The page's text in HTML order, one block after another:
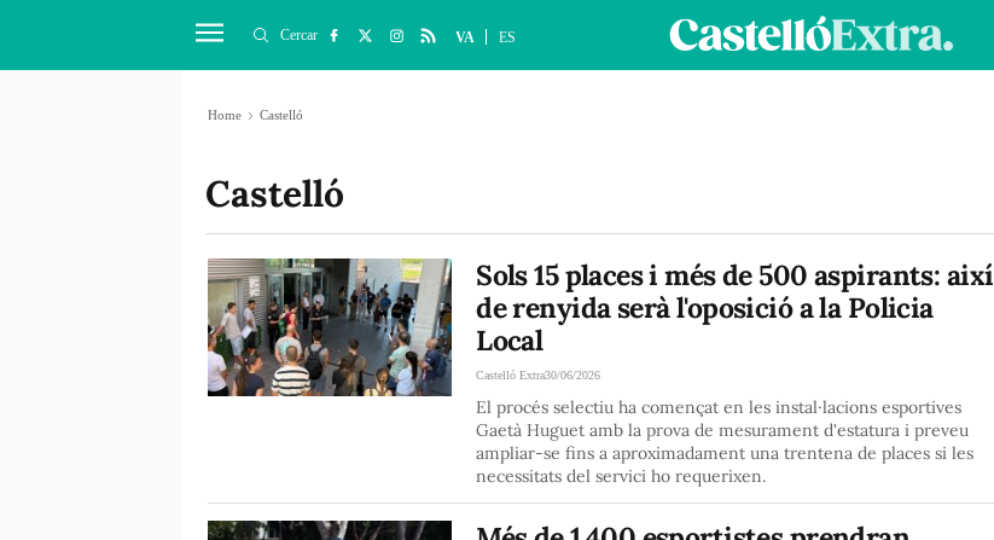
Cercar VA ES
Home Castelló
Castelló
Sols 15 places i més de 500 aspirants: així
de renyida serà l'oposició a la Policia
Local
Castelló Extra30/06/2026
El procés selectiu ha començat en les instal·lacions esportives
Gaetà Huguet amb la prova de mesurament d'estatura i preveu
ampliar-se fins a aproximadament una trentena de places si les
necessitats del servici ho requerixen.